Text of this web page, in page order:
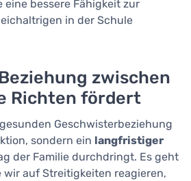
eine bessere Fähigkeit zur
in der Schule
zwischen
Richten fördert
Geschwisterbeziehung
sondern ein langfristiger
der Familie durchdringt. Es geht
auf Streitigkeiten reagieren,